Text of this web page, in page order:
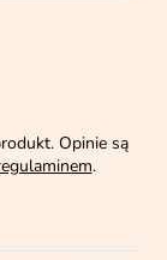
Opinie są
.